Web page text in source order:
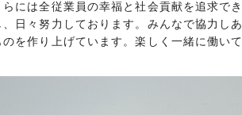
には全従業員の幸福と社会貢献を追求でき
日々努力しております。みんなで協力しあ
を作り上げています。楽しく一緒に働いて